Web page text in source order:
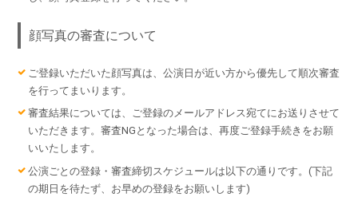
顔写真の審査について
ご登録いただいた顔写真は、公演日が近い方から優先して順次審査
を行ってまいります。
審査結果については、ご登録のメールアドレス宛てにお送りさせて
いただきます。審査NGとなった場合は、再度ご登録手続きをお願
いいたします。
公演ごとの登録・審査締切スケジュールは以下の通りです。(下記
の期日を待たず、お早めの登録をお願いします)